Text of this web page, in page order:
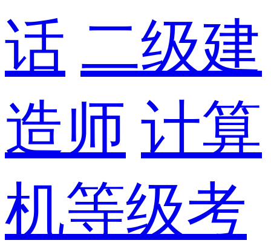
话 二级建
造师 计算
机等级考